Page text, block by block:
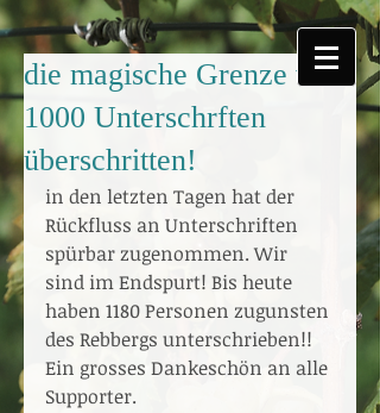
die magische Grenze von
1000 Unterschrften
überschritten!
in den letzten Tagen hat der
Rückfluss an Unterschriften
spürbar zugenommen. Wir
sind im Endspurt! Bis heute
haben 1180 Personen zugunsten
des Rebbergs unterschrieben!!
Ein grosses Dankeschön an alle
Supporter.